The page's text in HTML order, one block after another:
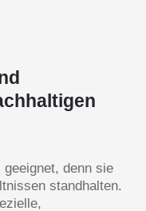
denn sie
standhalten.